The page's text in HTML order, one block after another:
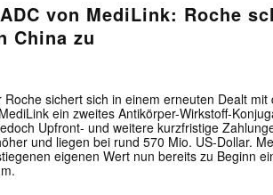
Mit dem
E-
Mail
von MediLink: Roche
China zu
Roche sichert sich in einem erneuten Dealt mit
ein zweites Antikörper-Wirkstoff-
Upfront- und weitere kurzfristige
und liegen bei rund 570 Mio. US-Dollar.
eigenen Wert nun bereits zu Beginn